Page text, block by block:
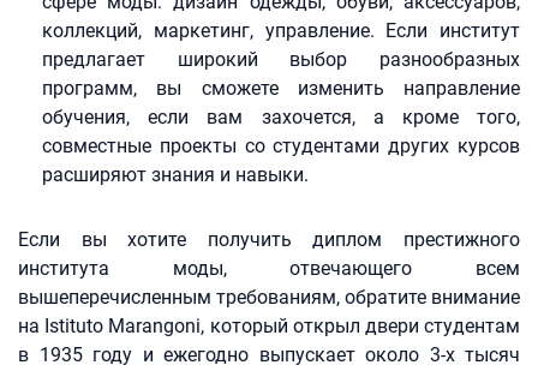
коллекций, маркетинг, управление. Если институт
предлагает широкий выбор разнообразных
программ, вы сможете изменить направление
обучения, если вам захочется, а кроме того,
совместные проекты со студентами других курсов
расширяют знания и навыки.
Если вы хотите получить диплом престижного
института моды, отвечающего всем
вышеперечисленным требованиям, обратите внимание
на Istituto Marangoni, который открыл двери студентам
в 1935 году и ежегодно выпускает около 3-х тысяч